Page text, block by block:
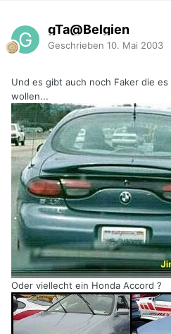
gTa@Belgien
Geschrieben 10. Mai 2003
Und es gibt auch noch Faker die
wollen...
Oder viellecht ein Honda Accord ?